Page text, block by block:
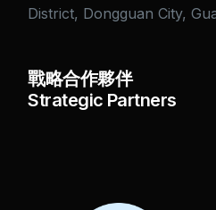
District, Dongguan City,
戰略合作夥伴
Strategic Partners